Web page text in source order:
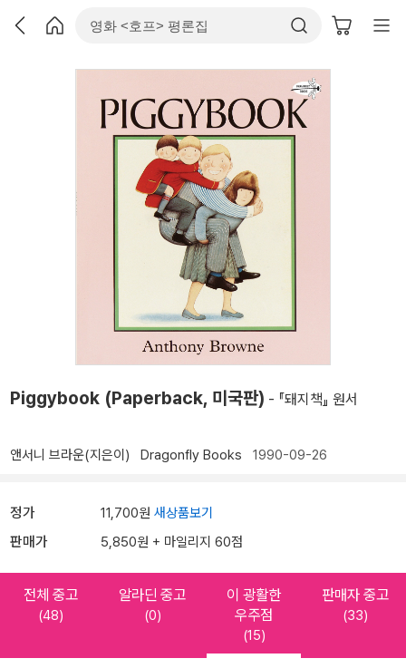
Piggybook (Paperback, 미국판) - 『돼지책』 원서
앤서니 브라운(지은이) Dragonfly Books 1990-09-26
정가 11,700원 새상품보기
판매가 5,850원 + 마일리지 60점
전체 중고
(48)
알라딘 중고
(0)
이 광활한
우주점
(15)
판매자 중고
(33)